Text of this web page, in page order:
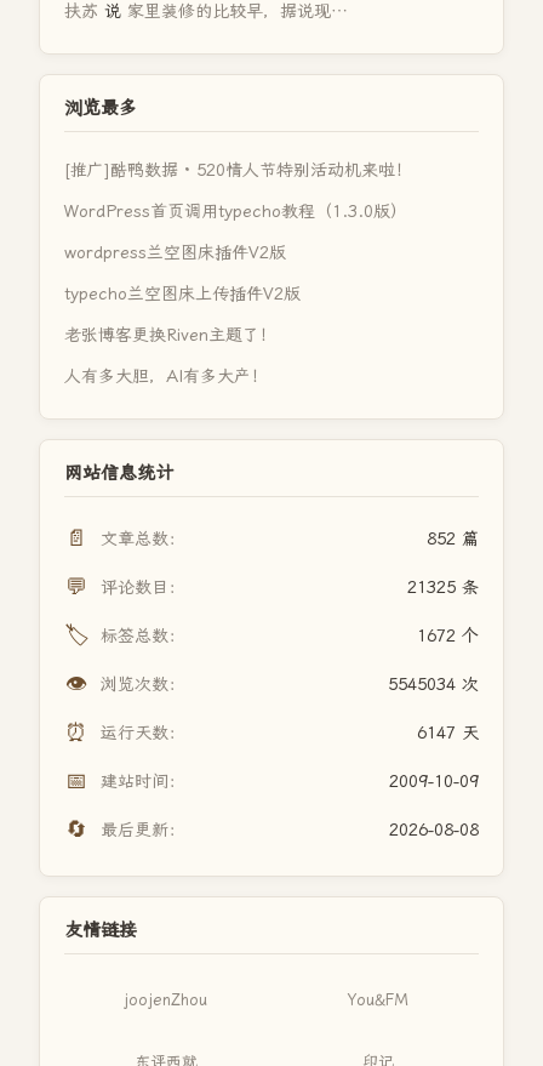
扶苏 说 家里装修的比较早，据说现…
浏览最多
[推广]酷鸭数据 · 520情人节特别活动机来啦！
WordPress首页调用typecho教程（1.3.0版）
wordpress兰空图床插件V2版
typecho兰空图床上传插件V2版
老张博客更换Riven主题了！
人有多大胆，AI有多大产！
网站信息统计
📄 文章总数： 852 篇
💬 评论数目： 21325 条
🏷️ 标签总数： 1672 个
👁️ 浏览次数： 5545034 次
⏰ 运行天数： 6147 天
📅 建站时间： 2009-10-09
🔄 最后更新： 2026-08-08
友情链接
joojenZhou You&FM
东评西就 印记